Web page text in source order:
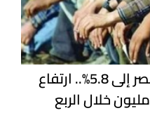
تراجع معدل البطالة في مصر إلى 5.8%.. ارتفاع
عدد المشتغلين إلى 33.6 مليون خلال الربع